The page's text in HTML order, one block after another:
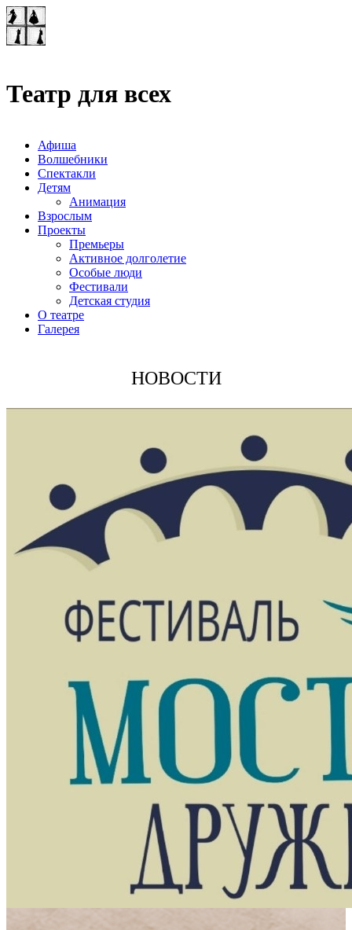
Театр для всех
Афиша
Волшебники
Спектакли
Детям
Анимация
Взрослым
Проекты
Премьеры
Активное долголетие
Особые люди
Фестивали
Детская студия
О театре
Галерея
НОВОСТИ